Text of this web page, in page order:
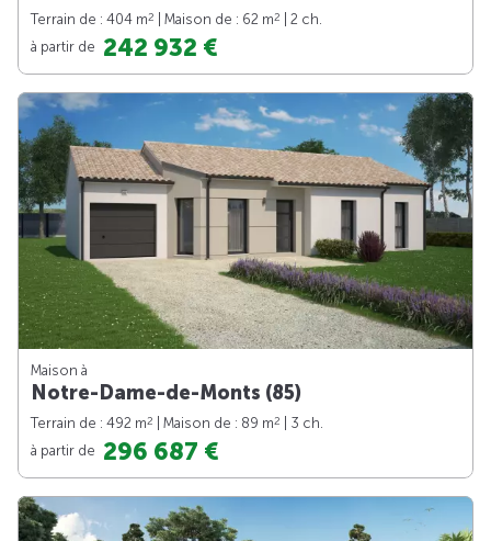
Terrain de : 404 m2 | Maison de : 62 m2
| 2 ch.
à partir de 242 932 €
Maison à
Notre-Dame-de-Monts (85)
Terrain de : 492 m2 | Maison de : 89 m2
| 3 ch.
à partir de 296 687 €